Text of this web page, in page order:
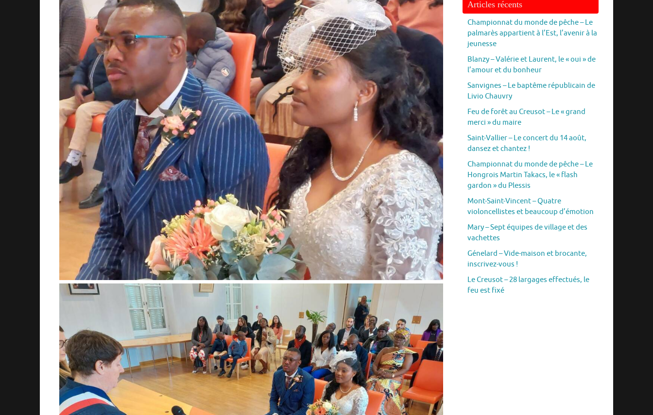
Articles récents
Championnat du monde de pêche – Le
palmarès appartient à l’Est, l’avenir à la
jeunesse
Blanzy – Valérie et Laurent, le « oui » de
l’amour et du bonheur
Sanvignes – Le baptême républicain de
Livio Chauvry
Feu de forêt au Creusot – Le « grand
merci » du maire
Saint-Vallier – Le concert du 14 août,
dansez et chantez !
Championnat du monde de pêche – Le
Hongrois Martin Takacs, le « flash
gardon » du Plessis
Mont-Saint-Vincent – Quatre
violoncellistes et beaucoup d’émotion
Mary – Sept équipes de village et des
vachettes
Génelard – Vide-maison et brocante,
inscrivez-vous !
Le Creusot – 28 largages effectués, le
feu est fixé